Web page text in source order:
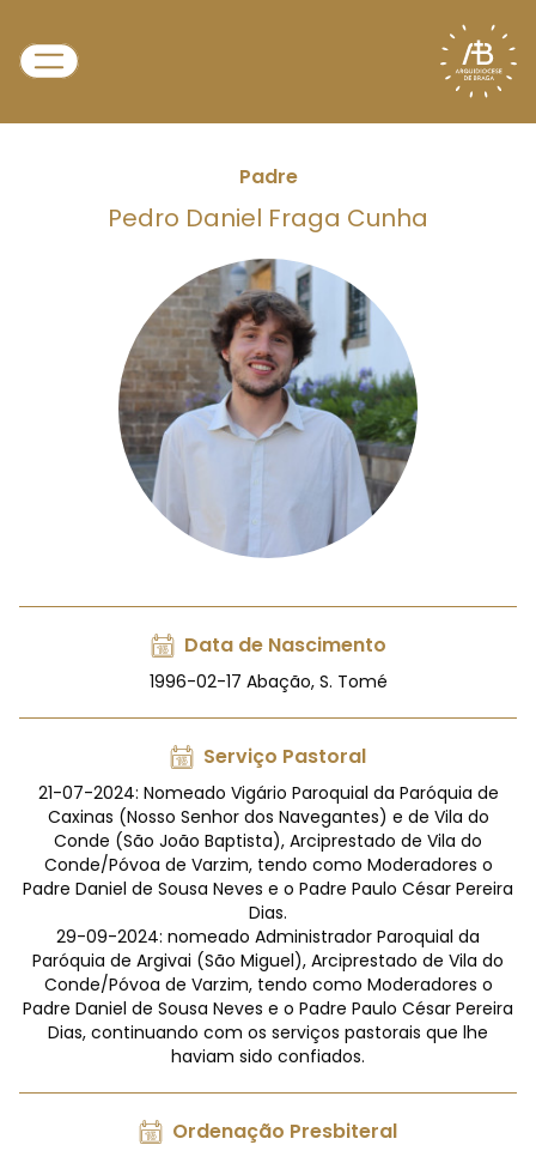
Padre
Pedro Daniel Fraga Cunha
Data de Nascimento
1996-02-17 Abação, S. Tomé
Serviço Pastoral
21-07-2024: Nomeado Vigário Paroquial da Paróquia de
Caxinas (Nosso Senhor dos Navegantes) e de Vila do
Conde (São João Baptista), Arciprestado de Vila do
Conde/Póvoa de Varzim, tendo como Moderadores o
Padre Daniel de Sousa Neves e o Padre Paulo César Pereira
Dias.
29-09-2024: nomeado Administrador Paroquial da
Paróquia de Argivai (São Miguel), Arciprestado de Vila do
Conde/Póvoa de Varzim, tendo como Moderadores o
Padre Daniel de Sousa Neves e o Padre Paulo César Pereira
Dias, continuando com os serviços pastorais que lhe
haviam sido confiados.
Ordenação Presbiteral